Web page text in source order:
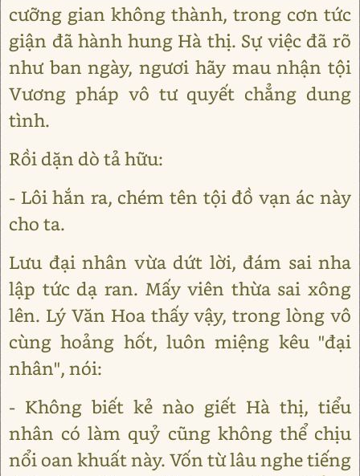
cưỡng gian không thành, trong cơn tức
giận đã hành hung Hà thị. Sự việc đã rõ
như ban ngày, ngươi hãy mau nhận tội
Vương pháp vô tư quyết chẳng dung
tình.
Rồi dặn dò tả hữu:
- Lôi hắn ra, chém tên tội đồ vạn ác này
cho ta.
Lưu đại nhân vừa dứt lời, đám sai nha
lập tức dạ ran. Mấy viên thừa sai xông
lên. Lý Văn Hoa thấy vậy, trong lòng vô
cùng hoảng hốt, luôn miệng kêu "đại
nhân", nói:
- Không biết kẻ nào giết Hà thị, tiểu
nhân có làm quỷ cũng không thể chịu
nổi oan khuất này. Vốn từ lâu nghe tiếng